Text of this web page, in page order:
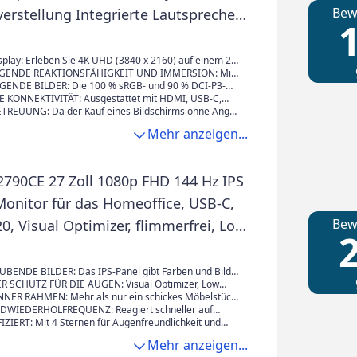
Integrierte Lautsprecher
G-Sync / FreeSync | 2 Jahre
IPS280UHD60F-C65W-HSP
Erleben Sie 4K UHD (3840 x 2160) auf einem 28-
mit außergewöhnlicher Bildschärfe und -klarheit für
detailreiches Seherlebnis.
REAKTIONSFÄHIGKEIT UND IMMERSION: Mit
von 5 ms und einer Bildwiederholrate von 60 Hz
ein flüssiges und angenehmes Erlebnis,
und Freizeit. AMD FreeSync-Kompatibilität
BILDER: Die 100 % sRGB- und 90 % DCI-P3-
für eine präzise Farbwiedergabe. HDR-Technologie
Kontraste und Farbtiefe für eine optimale Bildqualität.
KONNEKTIVITÄT: Ausgestattet mit HDMI, USB-C,
und DisplayPort bietet dieses Display eine
Anschluss und das Laden von Ihrem Laptop oder
einer Leistung von 65 W, wodurch zusätzliche Kabel
Da der Kauf eines Bildschirms ohne Angst
zu gewährleisten: alle unsere Bildschirme sind 2
und unser Kundendienst mit Sitz in Bordeaux,
Mehr anzeigen...
27 Zoll 1080p FHD 144 Hz IPS
für das Homeoffice, USB-C,
Visual Optimizer, flimmerfrei, Low
Rahmen, TÜV-
Eye-CareUBILDER: Das IPS-Panel gibt Farben und Bilder
präzise wieder, und der 99%ige sRGB-
für brillante visuelle Eindrücke.
SCHUTZ FÜR DIE AUGEN: Visual Optimizer, Low
Flicker-Free-Technologie sorgen für ganztägigen
ständiges Anpassen der Einstellungen.
RAHMEN: Mehr als nur ein schickes Möbelstück
Monitor sorgt für ein uneingeschränktes
mehr Fokus.
Reagiert schneller auf
erzeugt so ein flüssigeres Benutzererlebnis.
Mit 4 Sternen für Augenfreundlichkeit und
und ein störungsfreies Bilderlebnis.Mehr anzeigen...